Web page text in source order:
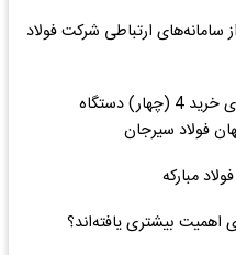
سامانه‌های ارتباطی شرکت فولاد
آگهی مناقصه عمومی دومرحله‌ای خرید 4 (چهار) دستگاه
فولاد سیرجان
بیشتری یافته‌اند؟